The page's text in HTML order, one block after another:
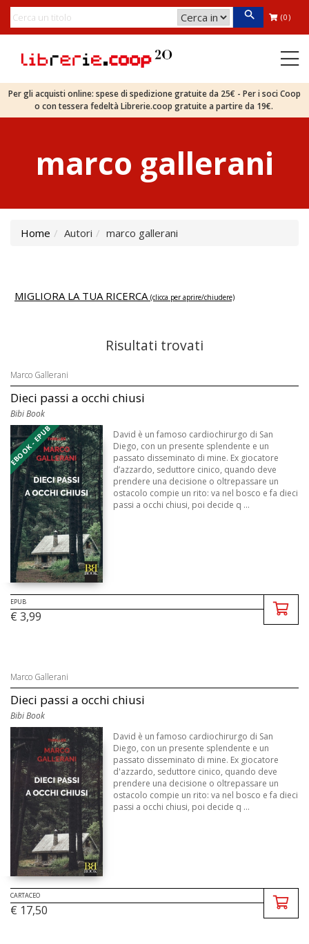
(0)
Per gli acquisti online: spese di spedizione gratuite da 25€ - Per i soci Coop
o con tessera fedeltà Librerie.coop gratuite a partire da 19€.
marco gallerani
Home Autori marco gallerani
MIGLIORA LA TUA RICERCA (clicca per aprire/chiudere)
Risultati trovati
Marco Gallerani
Dieci passi a occhi chiusi
Bibi Book
EBOOK - EPUB
David è un famoso cardiochirurgo di San
Diego, con un presente splendente e un
passato disseminato di mine. Ex giocatore
d’azzardo, seduttore cinico, quando deve
prendere una decisione o oltrepassare un
ostacolo compie un rito: va nel bosco e fa dieci
passi a occhi chiusi, poi decide q ...
EPUB
€ 3,99
Marco Gallerani
Dieci passi a occhi chiusi
Bibi Book
David è un famoso cardiochirurgo di San
Diego, con un presente splendente e un
passato disseminato di mine. Ex giocatore
d'azzardo, seduttore cinico, quando deve
prendere una decisione o oltrepassare un
ostacolo compie un rito: va nel bosco e fa dieci
passi a occhi chiusi, poi decide q ...
CARTACEO
€ 17,50